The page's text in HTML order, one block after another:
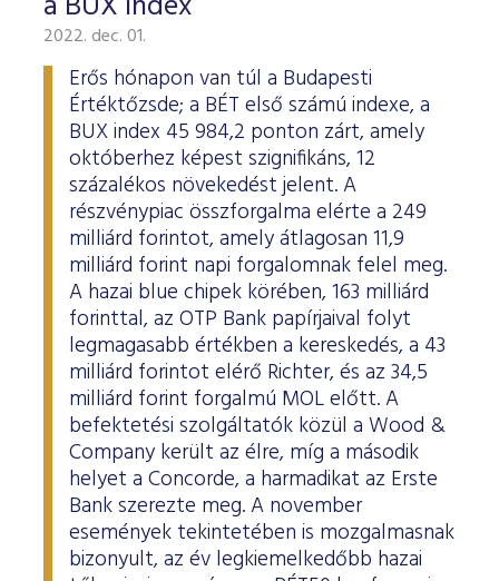
2022. dec. 01.
Erős hónapon van túl a Budapesti
Értéktőzsde; a BÉT első számú indexe, a
BUX index 45 984,2 ponton zárt, amely
októberhez képest szignifikáns, 12
százalékos növekedést jelent. A
részvénypiac összforgalma elérte a 249
milliárd forintot, amely átlagosan 11,9
milliárd forint napi forgalomnak felel meg.
A hazai blue chipek körében, 163 milliárd
forinttal, az OTP Bank papírjaival folyt
legmagasabb értékben a kereskedés, a 43
milliárd forintot elérő Richter, és az 34,5
milliárd forint forgalmú MOL előtt. A
befektetési szolgáltatók közül a Wood &
Company került az élre, míg a második
helyet a Concorde, a harmadikat az Erste
Bank szerezte meg. A november
események tekintetében is mozgalmasnak
bizonyult, az év legkiemelkedőbb hazai